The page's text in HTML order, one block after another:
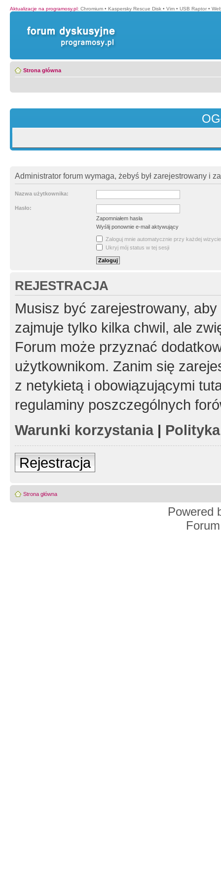
Aktualizacje na programosy.pl: Chromium • Kaspersky Rescue Disk • Vim • USB Raptor •
Strona główna
Administrator forum wymaga, żebyś był zarejestrowany i
Nazwa użytkownika:
Hasło:
Zapomniałem hasła
Wyślij ponownie e-mail aktywujący
Zaloguj mnie automatycznie przy każdej wizycie
Ukryj mój status w tej sesji
REJESTRACJA
Musisz być zarejestrowany,
zajmuje tylko kilka chwil, ale
Forum może przyznać
użytkownikom. Zanim się
z netykietą i obowiązującymi
regulaminy poszczególnych
Warunki korzystania|
Rejestracja
Strona główna
Powered